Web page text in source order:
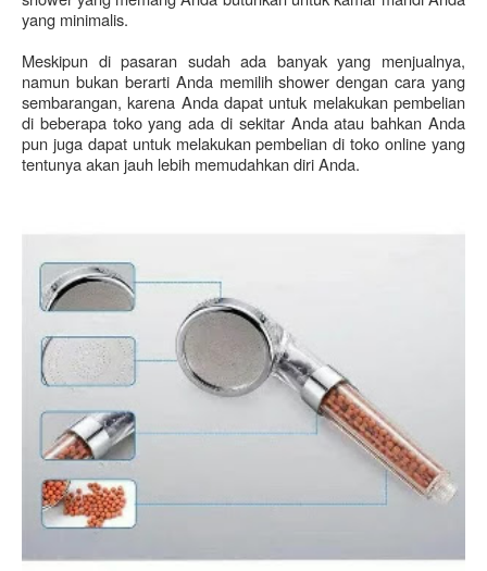
yang minimalis.
Meskipun di pasaran sudah ada banyak yang menjualnya,
namun bukan berarti Anda memilih shower dengan cara yang
sembarangan, karena Anda dapat untuk melakukan pembelian
di beberapa toko yang ada di sekitar Anda atau bahkan Anda
pun juga dapat untuk melakukan pembelian di toko online yang
tentunya akan jauh lebih memudahkan diri Anda.